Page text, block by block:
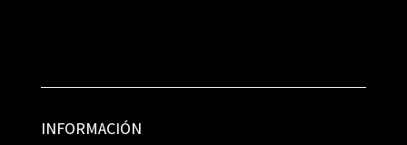
INFORMACIÓN